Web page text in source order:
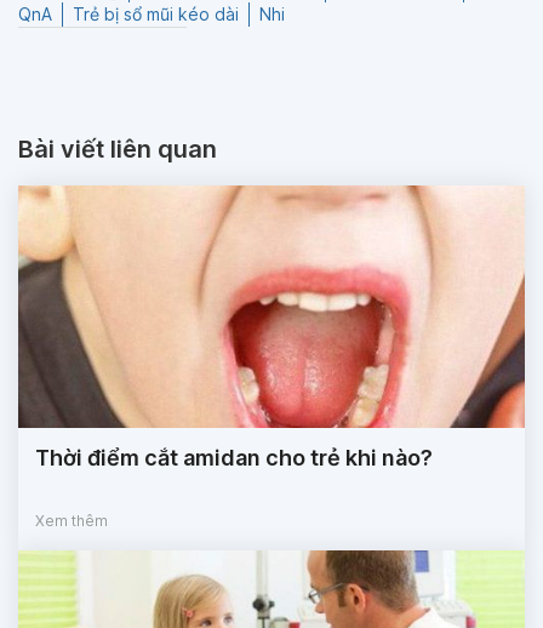
QnA
Trẻ bị sổ mũi kéo dài Nhi
Bài viết liên quan
Thời điểm cắt amidan cho trẻ khi nào?
Xem thêm